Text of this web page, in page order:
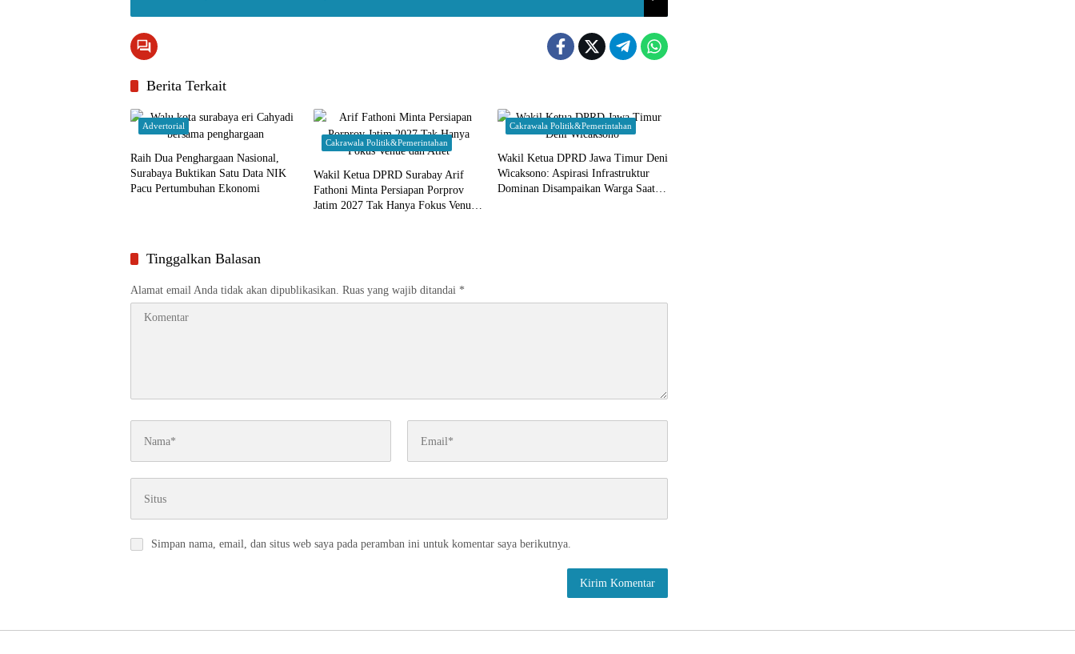
Berita Terkait
Advertorial
Raih Dua Penghargaan Nasional,
Surabaya Buktikan Satu Data NIK
Pacu Pertumbuhan Ekonomi
Cakrawala Politik&Pemerintahan
Wakil Ketua DPRD Surabay Arif
Fathoni Minta Persiapan Porprov
Jatim 2027 Tak Hanya Fokus Venue
Cakrawala Politik&Pemerintahan
Wakil Ketua DPRD Jawa Timur Deni
Wicaksono: Aspirasi Infrastruktur
Dominan Disampaikan Warga Saat
Tinggalkan Balasan
Alamat email Anda tidak akan dipublikasikan. Ruas yang wajib ditandai *
Simpan nama, email, dan situs web saya pada peramban ini untuk komentar saya berikutnya.